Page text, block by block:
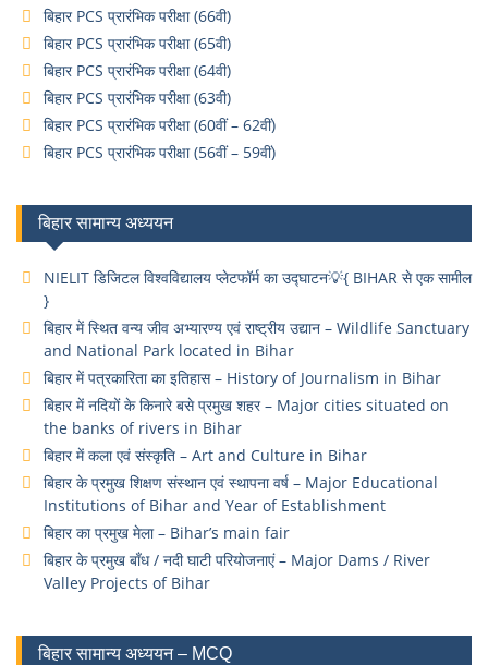
बिहार PCS प्रारंभिक परीक्षा (66वी)
बिहार PCS प्रारंभिक परीक्षा (65वी)
बिहार PCS प्रारंभिक परीक्षा (64वी)
बिहार PCS प्रारंभिक परीक्षा (63वी)
बिहार PCS प्रारंभिक परीक्षा (60वीं – 62वीं)
बिहार PCS प्रारंभिक परीक्षा (56वीं – 59वीं)
बिहार सामान्य अध्ययन
NIELIT डिजिटल विश्वविद्यालय प्लेटफॉर्म का उद्घाटन💡{ BIHAR से एक सामील
}
बिहार में स्थित वन्य जीव अभ्यारण्य एवं राष्ट्रीय उद्यान – Wildlife Sanctuary
and National Park located in Bihar
बिहार में पत्रकारिता का इतिहास – History of Journalism in Bihar
बिहार में नदियों के किनारे बसे प्रमुख शहर – Major cities situated on
the banks of rivers in Bihar
बिहार में कला एवं संस्कृति – Art and Culture in Bihar
बिहार के प्रमुख शिक्षण संस्थान एवं स्थापना वर्ष – Major Educational
Institutions of Bihar and Year of Establishment
बिहार का प्रमुख मेला – Bihar’s main fair
बिहार के प्रमुख बाँध / नदी घाटी परियोजनाएं – Major Dams / River
Valley Projects of Bihar
बिहार सामान्य अध्ययन – MCQ